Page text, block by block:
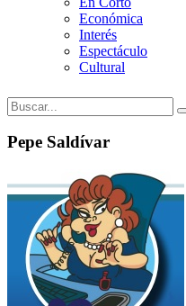
Económica
Interés
Espectáculo
Cultural
Pepe Saldívar